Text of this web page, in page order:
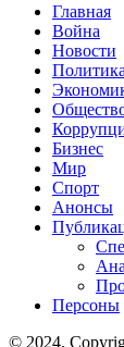
Главная
Война
Новости
Политика
Бизнес
Мир
Спорт
Анонсы
Персоны
© 2024,